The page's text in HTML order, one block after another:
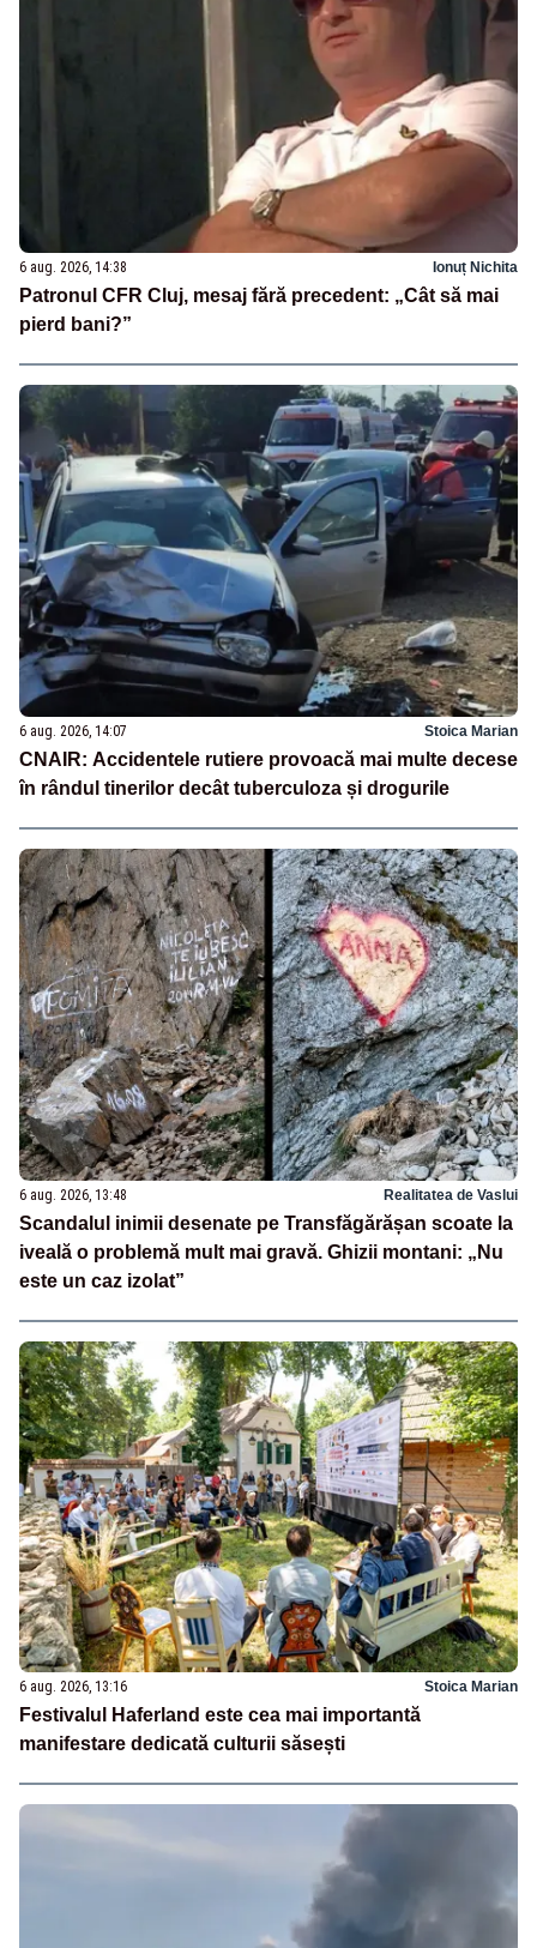
6 aug. 2026, 14:38 Ionuț Nichita
Patronul CFR Cluj, mesaj fără precedent: „Cât să mai
pierd bani?”
6 aug. 2026, 14:07 Stoica Marian
CNAIR: Accidentele rutiere provoacă mai multe decese
în rândul tinerilor decât tuberculoza și drogurile
6 aug. 2026, 13:48 Realitatea de Vaslui
Scandalul inimii desenate pe Transfăgărășan scoate la
iveală o problemă mult mai gravă. Ghizii montani: „Nu
este un caz izolat”
6 aug. 2026, 13:16 Stoica Marian
Festivalul Haferland este cea mai importantă
manifestare dedicată culturii săsești